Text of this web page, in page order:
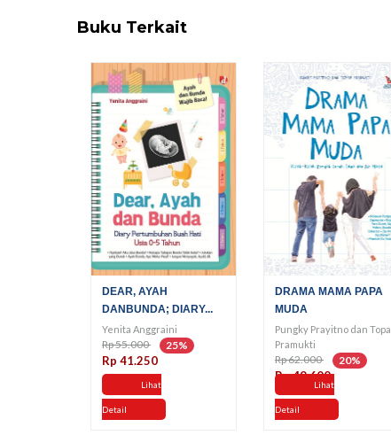
Buku Terkait
DEAR, AYAH
DANBUNDA; DIARY...
Yenita Anggraini
Rp 55.000 25%
Rp 41.250
Lihat
Detail
DRAMA MAMA PAPA
MUDA
Pungky Prayitno dan Topa
Pramukti
Rp 62.000 20%
Rp 49.600
Lihat
Detail